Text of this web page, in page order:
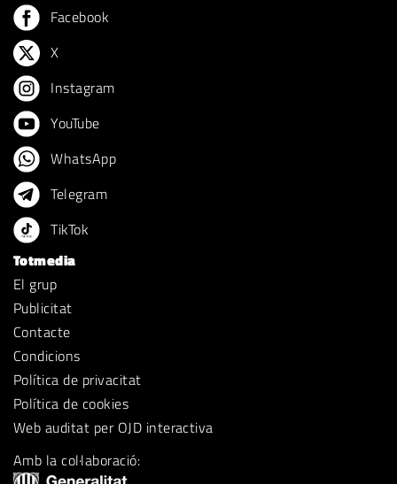
Facebook
X
Instagram
YouTube
WhatsApp
Telegram
TikTok
Totmedia
El grup
Publicitat
Contacte
Condicions
Política de privacitat
Política de cookies
Web auditat per OJD interactiva
Amb la col·laboració: